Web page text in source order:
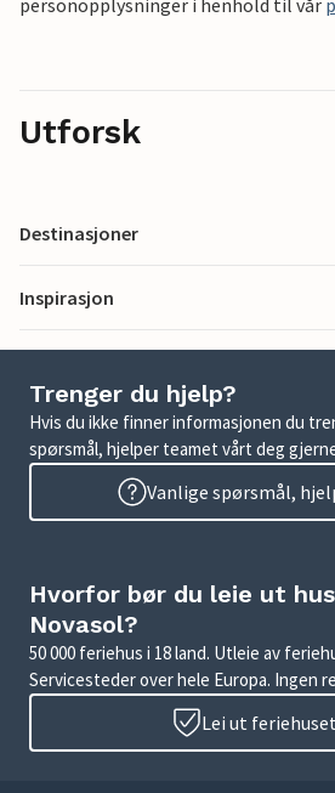
Utforsk
Destinasjoner
Inspirasjon
Trenger du hjelp?
Hvis du ikke finner informasjonen du
spørsmål, hjelper teamet vårt deg
Vanlige spørsmål,
Hvorfor bør du leie ut
Novasol?
50 000 feriehus i 18 land. Utleie av
Servicesteder over hele Europa. Ingen
Lei ut